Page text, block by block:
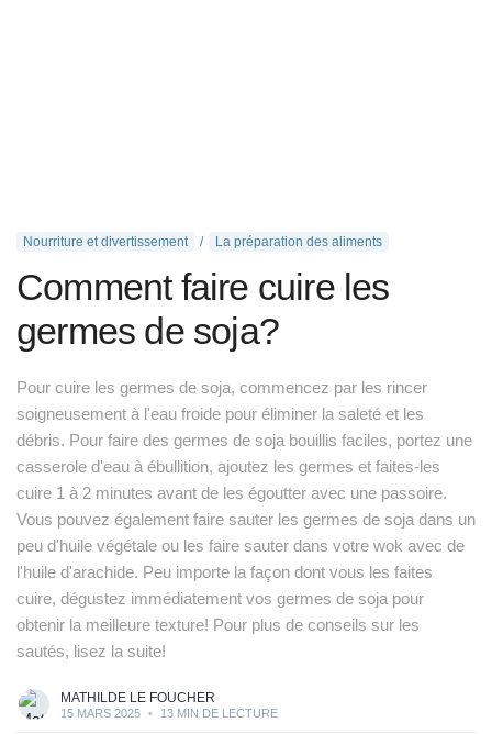
Nourriture et divertissement La préparation des aliments
Comment faire cuire les
germes de soja?
Pour cuire les germes de soja, commencez par les rincer
soigneusement à l'eau froide pour éliminer la saleté et les
débris. Pour faire des germes de soja bouillis faciles, portez une
casserole d'eau à ébullition, ajoutez les germes et faites-les
cuire 1 à 2 minutes avant de les égoutter avec une passoire.
Vous pouvez également faire sauter les germes de soja dans un
peu d'huile végétale ou les faire sauter dans votre wok avec de
l'huile d'arachide. Peu importe la façon dont vous les faites
cuire, dégustez immédiatement vos germes de soja pour
obtenir la meilleure texture! Pour plus de conseils sur les
sautés, lisez la suite!
MATHILDE LE FOUCHER
15 MARS 2025 • 13 MIN DE LECTURE